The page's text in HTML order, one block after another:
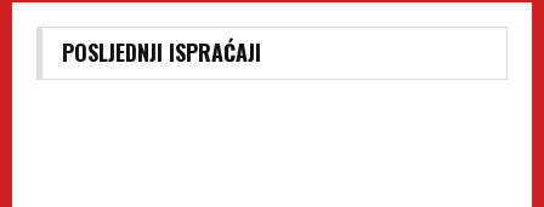
POSLJEDNJI ISPRAĆAJI